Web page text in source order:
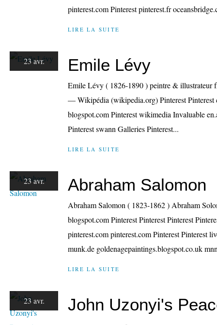
pinterest.com Pinterest pinterest.fr
LIRE LA SUITE
23 avr. Emile Lévy
Emile Lévy ( 1826-1890 ) peintre &
— Wikipédia (wikipedia.org) Pinterest Pinterest
blogspot.com Pinterest wikimedia Invaluable
Pinterest swann Galleries Pinterest...
LIRE LA SUITE
23 avr. Abraham Salomon
Abraham Salomon ( 1823-1862 ) Abraham
blogspot.com Pinterest Pinterest Pinterest
pinterest.com pinterest.com Pinterest Pinterest
munk.de goldenagepaintings.blogspot.co.uk
LIRE LA SUITE
23 avr.
John Uzonyi's